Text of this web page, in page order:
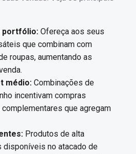
portfólio: Ofereça aos seus
que combinam com
roupas, aumentando as
médio: Combinações de
incentivam compras
que agregam
Produtos de alta
disponíveis no atacado de